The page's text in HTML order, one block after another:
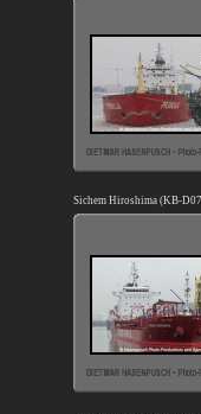
Sichem Hiroshima (KB-